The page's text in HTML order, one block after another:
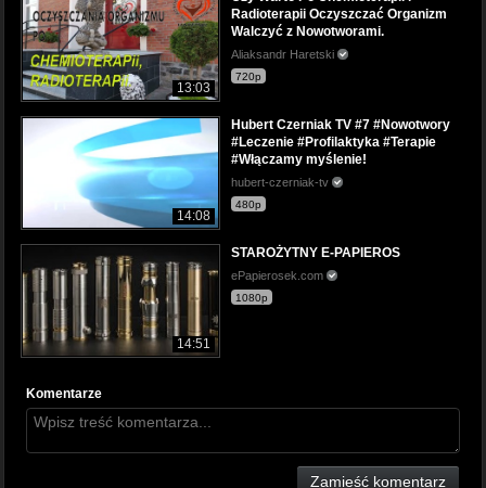
13:03
Radioterapii Oczyszczać Organizm
Walczyć z Nowotworami.
Aliaksandr Haretski
720p
14:08
Hubert Czerniak TV #7 #Nowotwory
#Leczenie #Profilaktyka #Terapie
#Włączamy myślenie!
hubert-czerniak-tv
480p
14:51
STAROŻYTNY E-PAPIEROS
ePapierosek.com
1080p
Komentarze
Zamieść komentarz